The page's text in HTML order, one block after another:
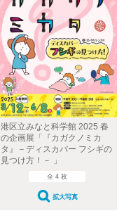
港区立みなと科学館 2025 春
の企画展「『カガクノミカ
タ』－ディスカバー フシギの
見つけ方！－ 」
全 4 枚
拡大写真